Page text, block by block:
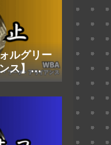
ルグリー
ス】